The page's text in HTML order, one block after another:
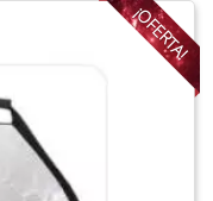
¡OFERTA!